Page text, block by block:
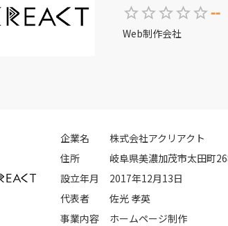
--
Web制作会社
企業名
株式会社アクリアクト
住所
岐阜県美濃加茂市太田町
設立年月
2017年12月13日
代表者
佐光 孝英
事業内容
ホームページ制作